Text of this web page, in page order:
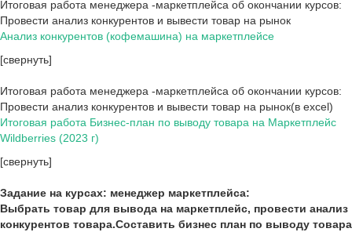
Итоговая работа менеджера -маркетплейса об окончании курсов:
Провести анализ конкурентов и вывести товар на рынок
Анализ конкурентов (кофемашина) на маркетплейсе
[свернуть]
Итоговая работа менеджера -маркетплейса об окончании курсов:
Провести анализ конкурентов и вывести товар на рынок(в excel)
Итоговая работа Бизнес-план по выводу товара на Маркетплейс
Wildberries (2023 г)
[свернуть]
Задание на курсах: менеджер маркетплейса:
Выбрать товар для вывода на маркетплейс, провести анализ
конкурентов товара.Составить бизнес план по выводу товара